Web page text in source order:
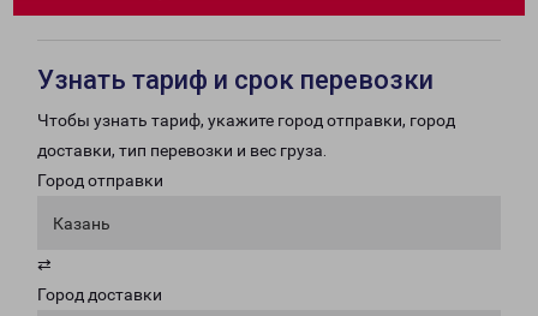
Узнать тариф и срок перевозки
Чтобы узнать тариф, укажите город отправки, город
доставки, тип перевозки и вес груза.
Город отправки
Казань
⇄
Город доставки